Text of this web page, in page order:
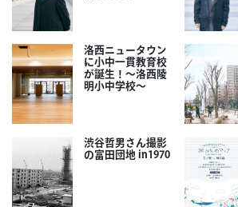
洛西ニュータウン
に小中一貫教育校
が誕生！～洛西陵
明小中学校～
渋谷哲男さん撮影
の富田団地 in1970